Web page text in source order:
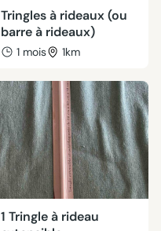
Tringles à rideaux (ou
barre à rideaux)
1 mois 1km
1 Tringle à rideau